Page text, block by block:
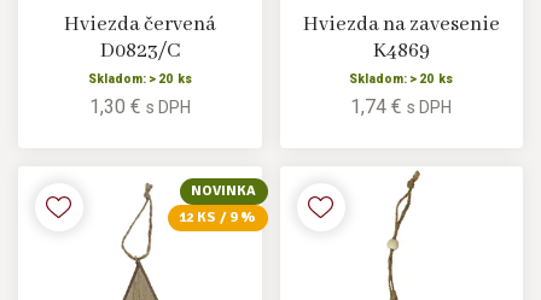
Hviezda červená
D0823/C
Skladom: > 20 ks
1,30 € s DPH
Hviezda na zavesenie
K4869
Skladom: > 20 ks
1,74 €s DPH
NOVINKA
12 KS / 9 %